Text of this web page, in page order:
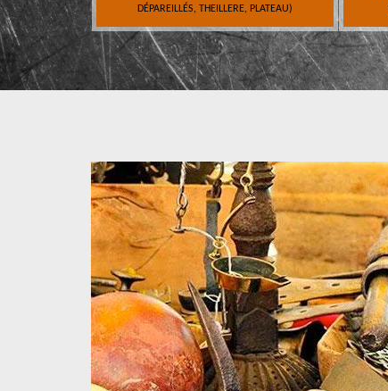
DÉPAREILLÉS, THEILLERE, PLATEAU)